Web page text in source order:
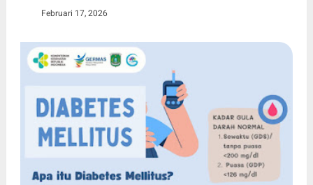
Februari 17, 2026